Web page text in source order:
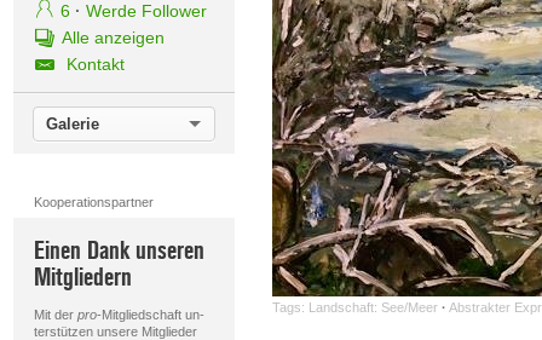
6 · Werde Follower
Alle anzeigen
Kontakt
Galerie
Kooperationspartner
Einen Dank unseren
Mitgliedern
Mit der pro-Mitgliedschaft un-
terstützen unsere Mitglieder
Tags: Landschaft: See/Meer · Abstrakter